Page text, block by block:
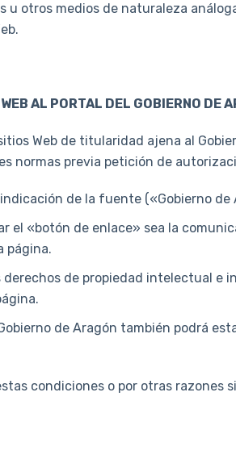
u otros medios de naturaleza
AL PORTAL DEL GOBIERNO DE
Web de titularidad ajena al
normas previa petición de
de la fuente («Gobierno
el «botón de enlace» sea la
página.
derechos de propiedad intelectual e
de Aragón también podrá
condiciones o por otras razones